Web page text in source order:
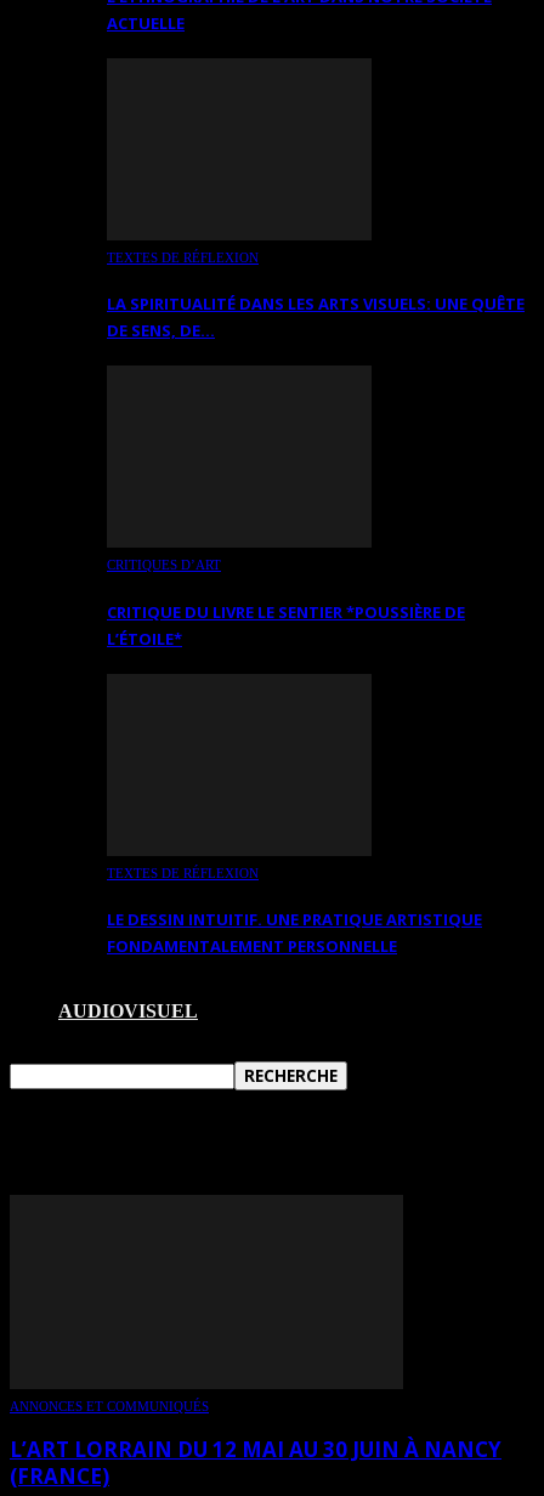
ACTUELLE
TEXTES DE RÉFLEXION
LA SPIRITUALITÉ DANS LES ARTS VISUELS: UNE QUÊTE
DE SENS, DE…
CRITIQUES D’ART
CRITIQUE DU LIVRE LE SENTIER *POUSSIÈRE DE
L’ÉTOILE*
TEXTES DE RÉFLEXION
LE DESSIN INTUITIF. UNE PRATIQUE ARTISTIQUE
FONDAMENTALEMENT PERSONNELLE
AUDIOVISUEL
ANNONCES ET COMMUNIQUÉS
L’ART LORRAIN DU 12 MAI AU 30 JUIN À NANCY
(FRANCE)